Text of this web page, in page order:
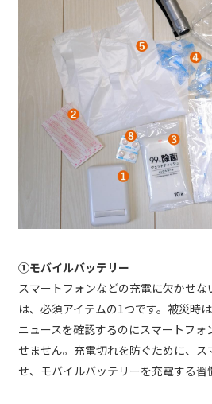
①モバイルバッテリー
スマートフォンなどの充電に欠かせ
は、必須アイテムの1つです。被災時
ニュースを確認するのにスマートフォ
せません。充電切れを防ぐために、
せ、モバイルバッテリーを充電する習